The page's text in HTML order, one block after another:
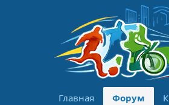
Главная Форум